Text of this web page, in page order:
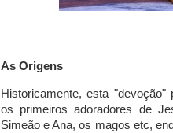
As Origens
Historicamente, esta "devoção"
os primeiros adoradores de
Simeão e Ana, os magos etc,